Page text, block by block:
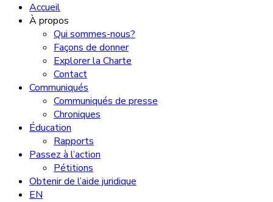
Accueil
À propos
Qui sommes-nous?
Façons de donner
Explorer la Charte
Contact
Communiqués
Communiqués de presse
Chroniques
Éducation
Rapports
Passez à l’action
Pétitions
Obtenir de l’aide juridique
EN